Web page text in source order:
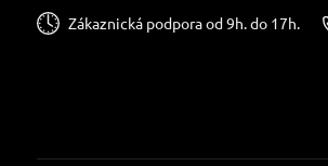
Zákaznická podpora od 9h. do 17h.